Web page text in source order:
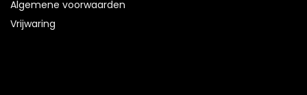
Algemene voorwaarden
Vrijwaring